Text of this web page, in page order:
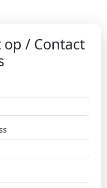
/ Contact